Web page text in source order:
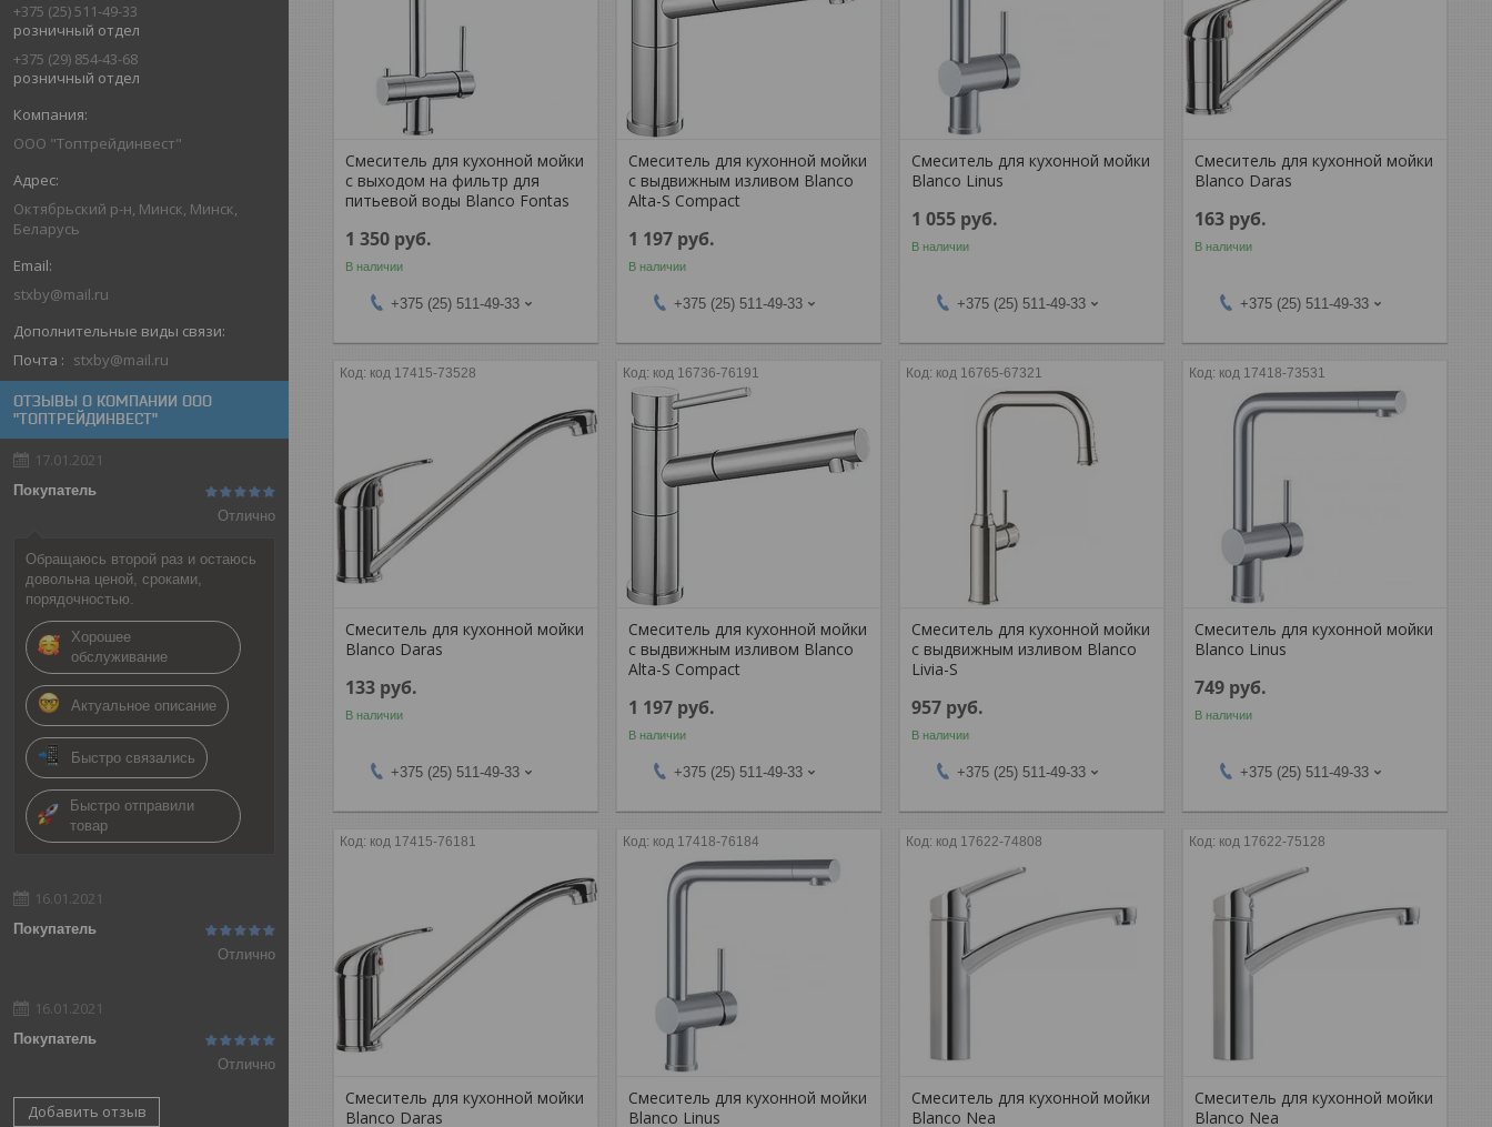
+375 (25) 511-49-33
розничный отдел
+375 (29) 854-43-68
розничный отдел
ООО "Топтрейдинвест"
Октябрьский р-н, Минск, Минск,
Беларусь
stxby@mail.ru
Почта stxby@mail.ru
ОТЗЫВЫ О КОМПАНИИ ООО
"ТОПТРЕЙДИНВЕСТ"
17.01.2021
Покупатель
Отлично
Обращаюсь второй раз и остаюсь
довольна ценой, сроками,
порядочностью.
Хорошее
обслуживание
Актуальное описание
Быстро связались
Быстро отправили
товар
16.01.2021
Покупатель
Отлично
16.01.2021
Покупатель
Отлично
Добавить отзыв
Смеситель для кухонной мойки
с выходом на фильтр для
питьевой воды Blanco Fontas
1 350 руб.
В наличии
+375 (25) 511-49-33
Смеситель для кухонной мойки
с выдвижным изливом Blanco
Alta-S Compact
1 197 руб.
В наличии
+375 (25) 511-49-33
Смеситель для кухонной мойки
Blanco Linus
1 055 руб.
В наличии
+375 (25) 511-49-33
Смеситель для кухонной мойки
Blanco Daras
163 руб.
В наличии
+375 (25) 511-49-33
код 17415-73528
Смеситель для кухонной мойки
Blanco Daras
133 руб.
В наличии
+375 (25) 511-49-33
код 16736-76191
Смеситель для кухонной мойки
с выдвижным изливом Blanco
Alta-S Compact
1 197 руб.
В наличии
+375 (25) 511-49-33
код 16765-67321
Смеситель для кухонной мойки
с выдвижным изливом Blanco
Livia-S
957 руб.
В наличии
+375 (25) 511-49-33
код 17418-73531
Смеситель для кухонной мойки
Blanco Linus
749 руб.
В наличии
+375 (25) 511-49-33
код 17415-76181
Смеситель для кухонной мойки
Blanco Daras
код 17418-76184
Смеситель для кухонной мойки
Blanco Linus
код 17622-74808
Смеситель для кухонной мойки
Blanco Nea
код 17622-75128
Смеситель для кухонной мойки
Blanco Nea